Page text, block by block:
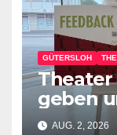
GÜTERSLOH
Theater
geben
AUG. 2, 2026